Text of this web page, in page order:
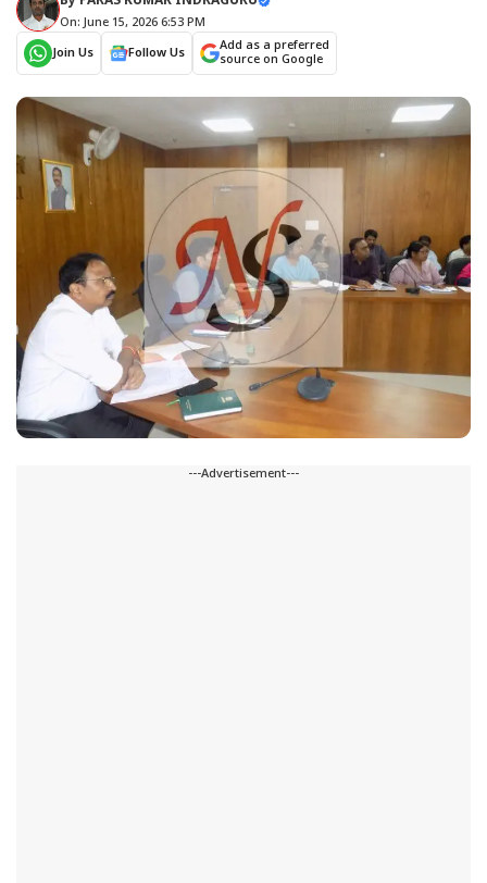
On: June 15, 2026 6:53 PM
Join Us
Follow Us
Add as a preferred
source on Google
---Advertisement---